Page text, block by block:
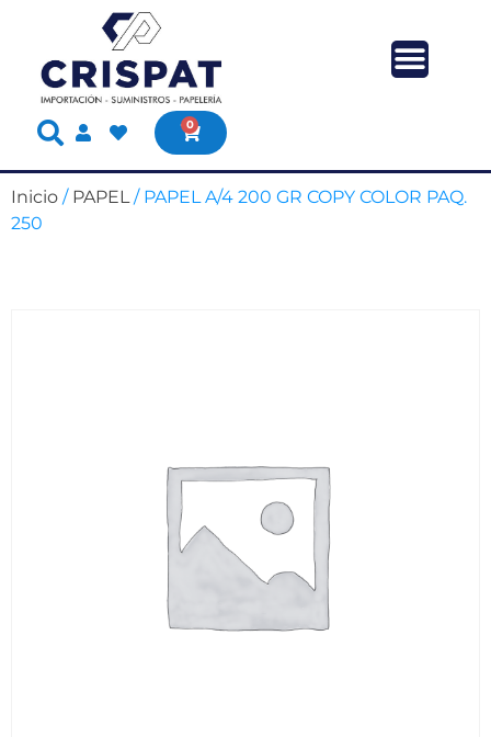
0
Inicio / PAPEL/ PAPEL A/4 200 GR COPY COLOR PAQ.
250